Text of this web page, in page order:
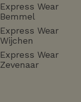
Express Wear
Bemmel
Express Wear
Wijchen
Express Wear
Zevenaar